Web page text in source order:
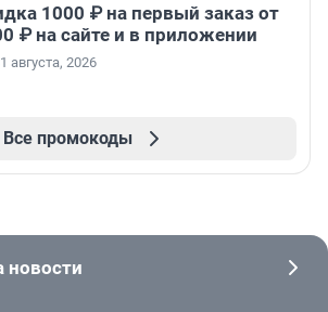
1000 ₽ на первый заказ от
₽ на сайте и в приложении
августа, 2026
Все промокоды
новости